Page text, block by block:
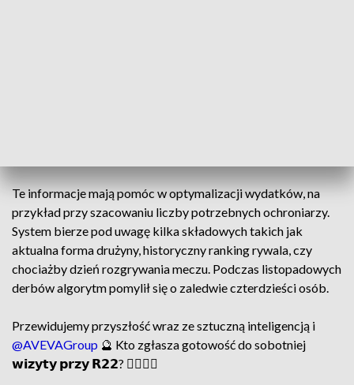
Te informacje mają pomóc w optymalizacji wydatków, na
przykład przy szacowaniu liczby potrzebnych ochroniarzy.
System bierze pod uwagę kilka składowych takich jak
aktualna forma drużyny, historyczny ranking rywala, czy
chociażby dzień rozgrywania meczu. Podczas listopadowych
derbów algorytm pomylił się o zaledwie czterdzieści osób.
Przewidujemy przyszłość wraz ze sztuczną inteligencją i
@AVEVAGroup 🔮 Kto zgłasza gotowość do sobotniej
𝘄𝗶𝘇𝘆𝘁𝘆 𝗽𝗿𝘇𝘆 𝗥𝟮𝟮? 🙋‍♀️🙋‍♂️